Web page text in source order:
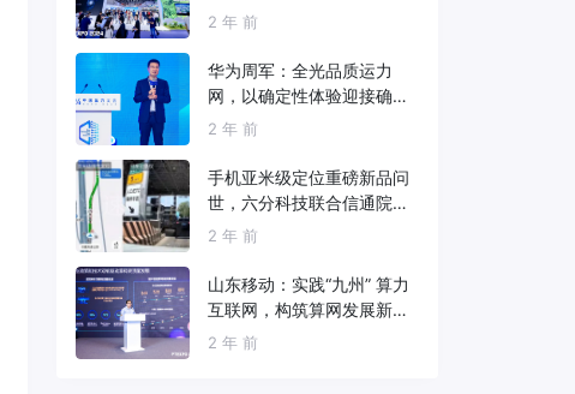
决方案亮相2024中国国际信
2 年 前
华为周军：全光品质运力
网，以确定性体验迎接确定
性的智能时代
2 年 前
手机亚米级定位重磅新品问
世，六分科技联合信通院发
布免费服务
2 年 前
山东移动：实践“九州” 算力
互联网，构筑算网发展新底
座
2 年 前